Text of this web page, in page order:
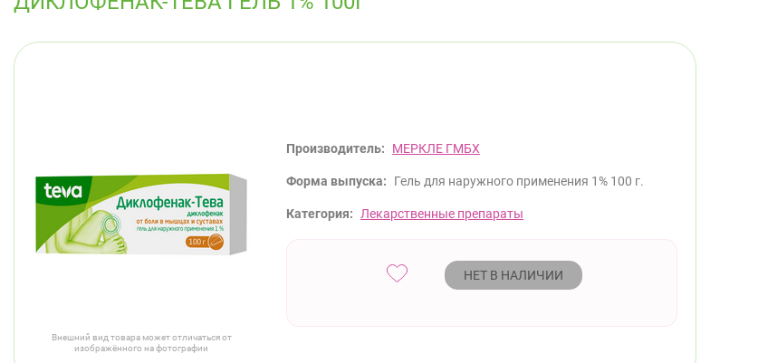
Внешний вид товара может отличаться от
изображённого на фотографии
Производитель: МЕРКЛЕ ГМБХ
Форма выпуска: Гель для наружного применения 1% 100 г.
Категория: Лекарственные препараты
НЕТ В НАЛИЧИИ